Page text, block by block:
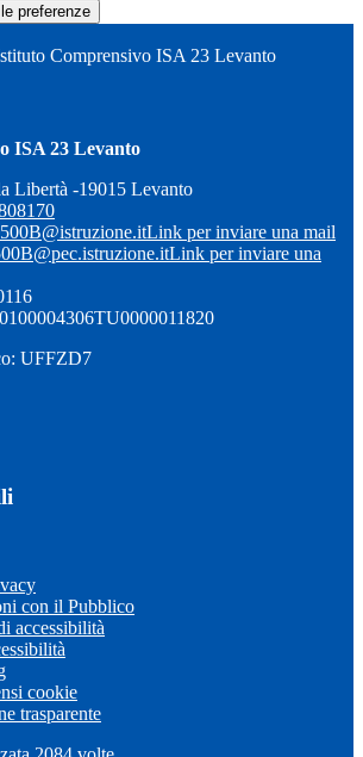
preferenze
Comprensivo ISA 23 Levanto
ISA 23 Levanto
Libertà -19015 Levanto
Link per inviare una mail
Link per inviare una
UFFZD7
con il Pubblico
accessibilità
cookie
trasparente